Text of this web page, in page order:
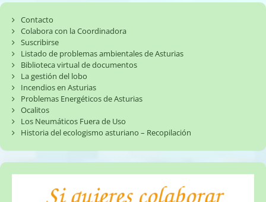
Contacto
Colabora con la Coordinadora
Suscribirse
Listado de problemas ambientales de Asturias
Biblioteca virtual de documentos
La gestión del lobo
Incendios en Asturias
Problemas Energéticos de Asturias
Ocalitos
Los Neumáticos Fuera de Uso
Historia del ecologismo asturiano – Recopilación